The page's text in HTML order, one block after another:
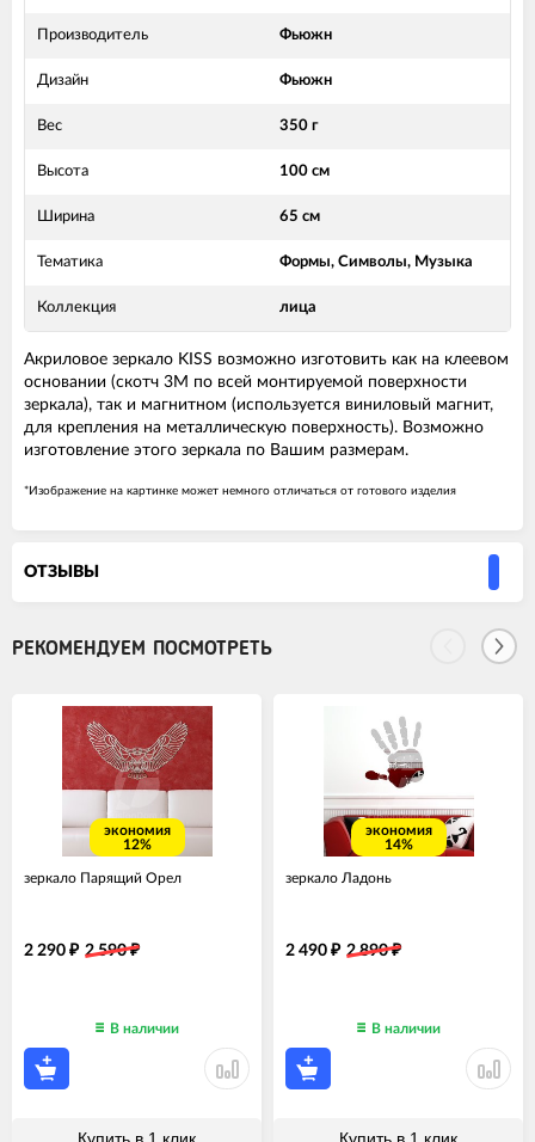
Производитель Фьюжн
Дизайн Фьюжн
Вес 350 г
Высота 100 см
Ширина 65 см
Тематика Формы, Символы, Музыка
Коллекция лица
Акриловое зеркало KISS возможно изготовить как на клеевом
основании (скотч 3М по всей монтируемой поверхности
зеркала), так и магнитном (используется виниловый магнит,
для крепления на металлическую поверхность). Возможно
изготовление этого зеркала по Вашим размерам.
*Изображение на картинке может немного отличаться от готового изделия
ОТЗЫВЫ
РЕКОМЕНДУЕМ ПОСМОТРЕТЬ
экономия
12%
зеркало Парящий Орел
2 290 ₽ 2 590₽
В наличии
экономия
14%
зеркало Ладонь
2 490 ₽ 2 890₽
В наличии